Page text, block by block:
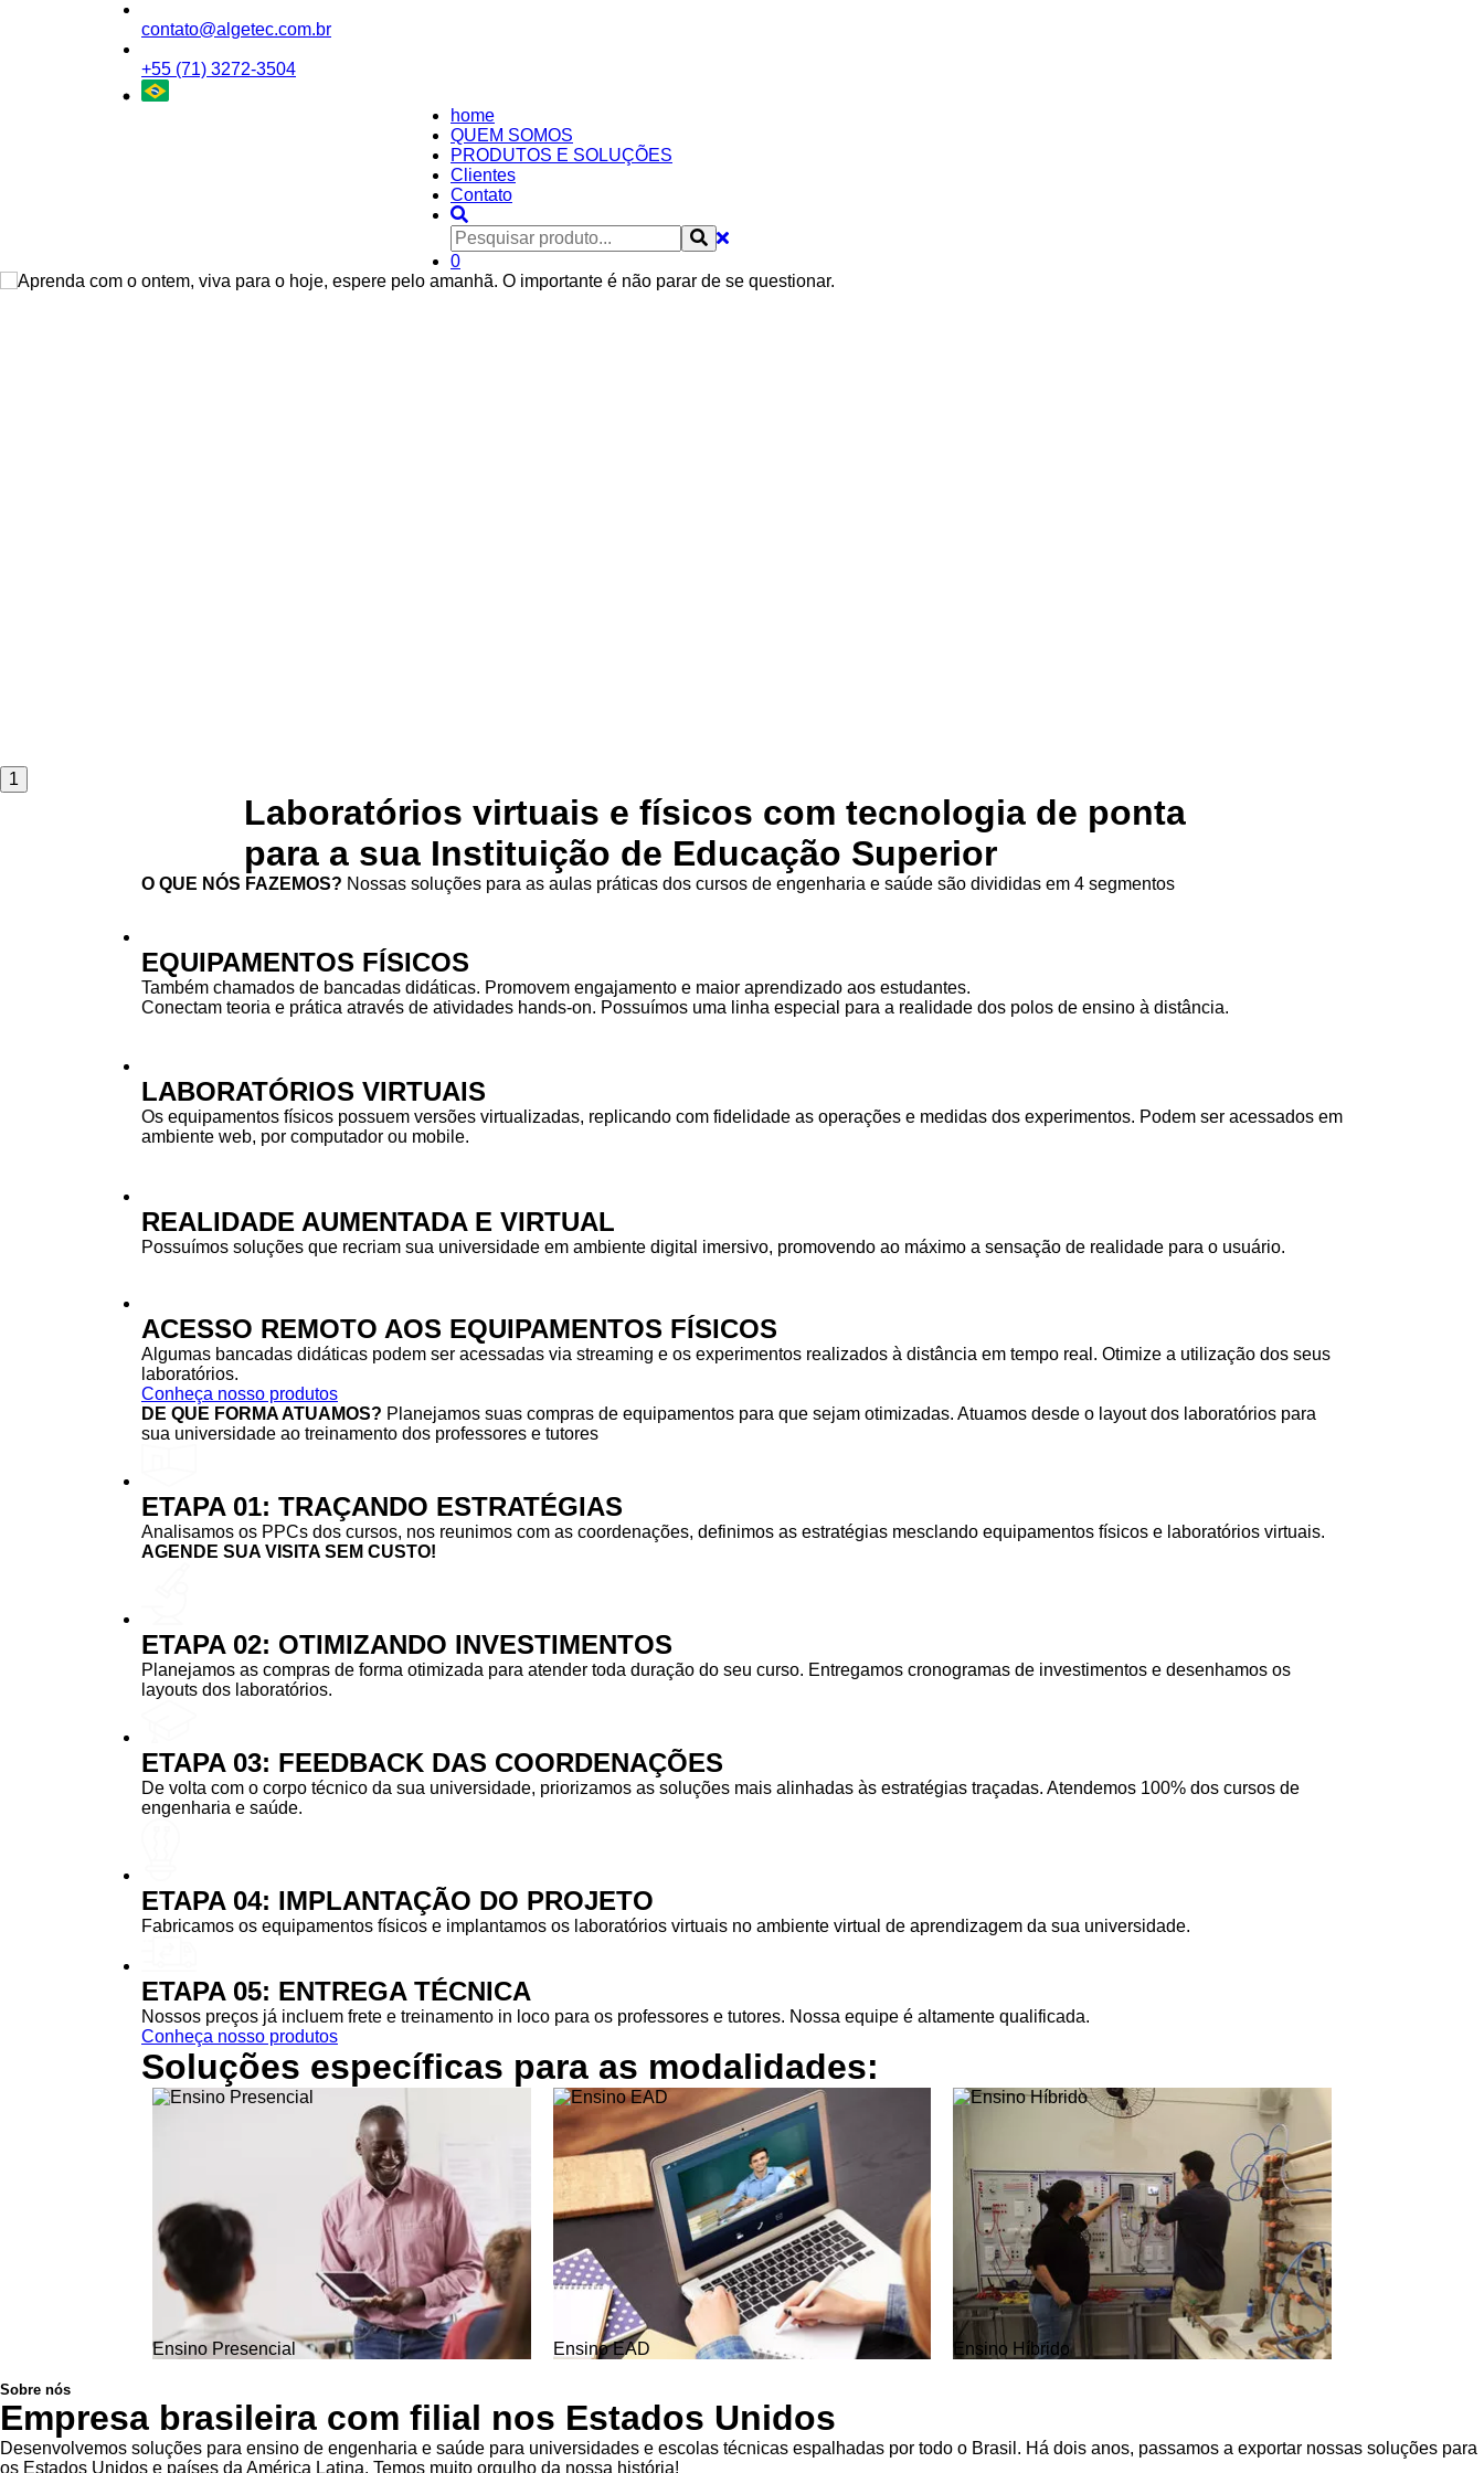
contato@algetec.com.br
+55 (71) 3272-3504
home
QUEM SOMOS
PRODUTOS E SOLUÇÕES
Clientes
Contato
0
1
Laboratórios virtuais e físicos com tecnologia de ponta
para a sua Instituição de Educação Superior
O QUE NÓS FAZEMOS? Nossas soluções para as aulas práticas dos cursos de engenharia e saúde são divididas em 4 segmentos
EQUIPAMENTOS FÍSICOS
Também chamados de bancadas didáticas. Promovem engajamento e maior aprendizado aos estudantes.
Conectam teoria e prática através de atividades hands-on. Possuímos uma linha especial para a realidade dos polos de ensino à distância.
LABORATÓRIOS VIRTUAIS
Os equipamentos físicos possuem versões virtualizadas, replicando com fidelidade as operações e medidas dos experimentos. Podem ser acessados em
ambiente web, por computador ou mobile.
REALIDADE AUMENTADA E VIRTUAL
Possuímos soluções que recriam sua universidade em ambiente digital imersivo, promovendo ao máximo a sensação de realidade para o usuário.
ACESSO REMOTO AOS EQUIPAMENTOS FÍSICOS
Algumas bancadas didáticas podem ser acessadas via streaming e os experimentos realizados à distância em tempo real. Otimize a utilização dos seus
laboratórios.
Conheça nosso produtos
DE QUE FORMA ATUAMOS? Planejamos suas compras de equipamentos para que sejam otimizadas. Atuamos desde o layout dos laboratórios para
sua universidade ao treinamento dos professores e tutores
ETAPA 01: TRAÇANDO ESTRATÉGIAS
Analisamos os PPCs dos cursos, nos reunimos com as coordenações, definimos as estratégias mesclando equipamentos físicos e laboratórios virtuais.
AGENDE SUA VISITA SEM CUSTO!
ETAPA 02: OTIMIZANDO INVESTIMENTOS
Planejamos as compras de forma otimizada para atender toda duração do seu curso. Entregamos cronogramas de investimentos e desenhamos os
layouts dos laboratórios.
ETAPA 03: FEEDBACK DAS COORDENAÇÕES
De volta com o corpo técnico da sua universidade, priorizamos as soluções mais alinhadas às estratégias traçadas. Atendemos 100% dos cursos de
engenharia e saúde.
ETAPA 04: IMPLANTAÇÃO DO PROJETO
Fabricamos os equipamentos físicos e implantamos os laboratórios virtuais no ambiente virtual de aprendizagem da sua universidade.
ETAPA 05: ENTREGA TÉCNICA
Nossos preços já incluem frete e treinamento in loco para os professores e tutores. Nossa equipe é altamente qualificada.
Conheça nosso produtos
Soluções específicas para as modalidades:
Ensino Presencial Ensino EAD Ensino Híbrido
Sobre nós
Empresa brasileira com filial nos Estados Unidos
Desenvolvemos soluções para ensino de engenharia e saúde para universidades e escolas técnicas espalhadas por todo o Brasil. Há dois anos, passamos a exportar nossas soluções para
os Estados Unidos e países da América Latina. Temos muito orgulho da nossa história!